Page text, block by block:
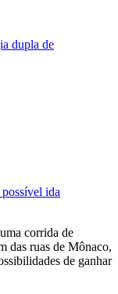
dupla de
ida
corrida de
das ruas de Mônaco,
de ganhar